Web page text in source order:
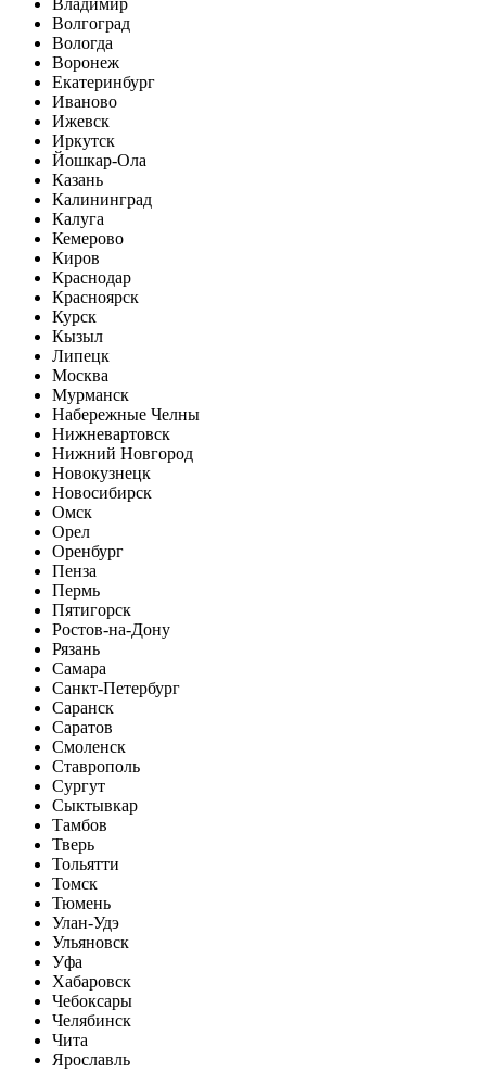
Волгоград
Вологда
Воронеж
Екатеринбург
Иваново
Ижевск
Иркутск
Йошкар-Ола
Казань
Калининград
Калуга
Кемерово
Киров
Краснодар
Красноярск
Курск
Кызыл
Липецк
Москва
Мурманск
Набережные Челны
Нижневартовск
Нижний Новгород
Новокузнецк
Новосибирск
Омск
Орел
Оренбург
Пенза
Пермь
Пятигорск
Ростов-на-Дону
Рязань
Самара
Санкт-Петербург
Саранск
Саратов
Смоленск
Ставрополь
Сургут
Сыктывкар
Тамбов
Тверь
Тольятти
Томск
Тюмень
Улан-Удэ
Ульяновск
Уфа
Хабаровск
Чебоксары
Челябинск
Чита
Ярославль